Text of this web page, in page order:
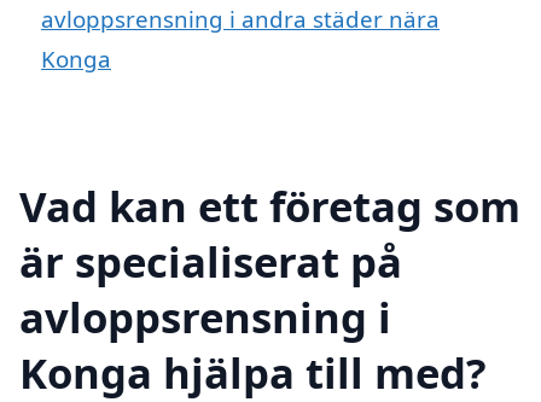
avloppsrensning i andra städer nära
Konga
Vad kan ett företag som
är specialiserat på
avloppsrensning i
Konga hjälpa till med?